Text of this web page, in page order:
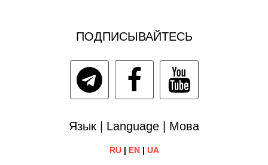
ПОДПИСЫВАЙТЕСЬ
Язык | Language | Мова
RU| EN| UA